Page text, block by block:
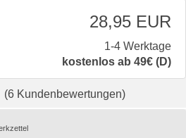
28,95 EUR
1-4 Werktage
kostenlos ab 49€ (D)
(6 Kundenbewertungen)